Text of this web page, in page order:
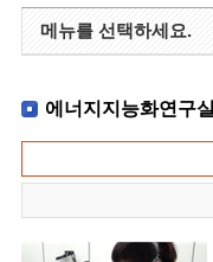
메뉴를 선택하세요.
에너지지능화연구실